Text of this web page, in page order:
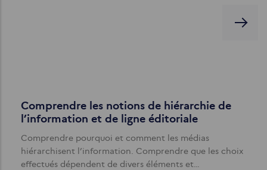
Comprendre les notions de hiérarchie de
l’information et de ligne éditoriale
Comprendre pourquoi et comment les médias
hiérarchisent l’information. Comprendre que les choix
effectués dépendent de divers éléments et…